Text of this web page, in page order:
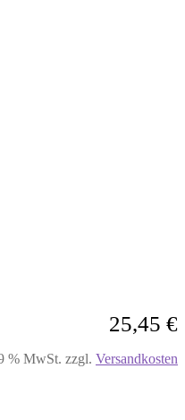
25,45 €
% MwSt. zzgl. Versandkosten